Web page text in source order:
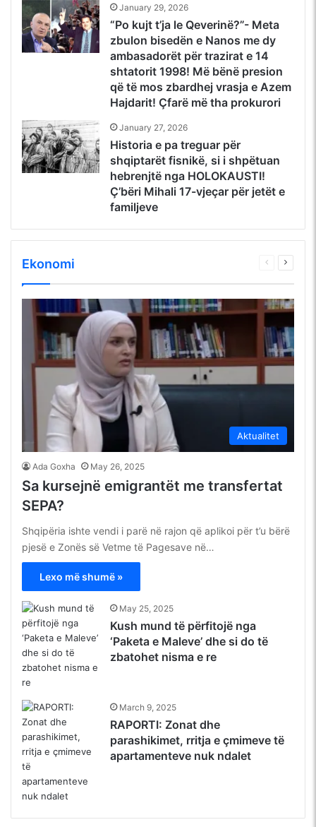
January 29, 2026
“Po kujt t’ja le Qeverinë?”- Meta
zbulon bisedën e Nanos me dy
ambasadorët për trazirat e 14
shtatorit 1998! Më bënë presion
që të mos zbardhej vrasja e Azem
Hajdarit! Çfarë më tha prokurori
January 27, 2026
Historia e pa treguar për
shqiptarët fisnikë, si i shpëtuan
hebrenjtë nga HOLOKAUSTI!
Ç’bëri Mihali 17-vjeçar për jetët e
familjeve
Ekonomi
Faqja
Aktualitet
Ada Goxha May 26, 2025
Sa kursejnë emigrantët me transfertat
SEPA?
Shqipëria ishte vendi i parë në rajon që aplikoi për t’u bërë
pjesë e Zonës së Vetme të Pagesave në…
Lexo më shumë »
May 25, 2025
Kush mund të përfitojë nga
‘Paketa e Maleve’ dhe si do të
zbatohet nisma e re
March 9, 2025
RAPORTI: Zonat dhe
parashikimet, rritja e çmimeve të
apartamenteve nuk ndalet